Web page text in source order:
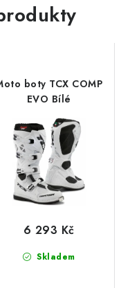
boty TCX COMP
EVO Bílé
Skladem
6 293 Kč